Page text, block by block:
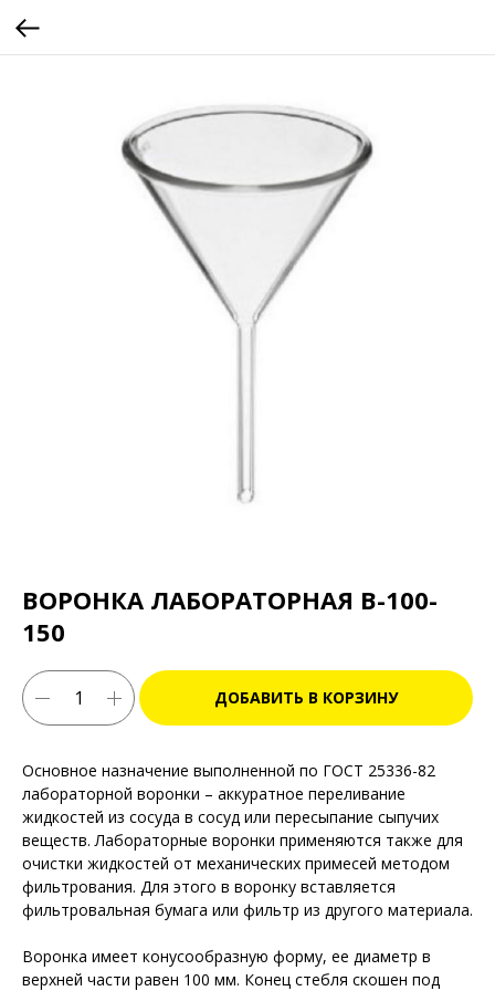
ВОРОНКА ЛАБОРАТОРНАЯ В-100-
150
ДОБАВИТЬ В КОРЗИНУ
Основное назначение выполненной по ГОСТ 25336-82
лабораторной воронки – аккуратное переливание
жидкостей из сосуда в сосуд или пересыпание сыпучих
веществ. Лабораторные воронки применяются также для
очистки жидкостей от механических примесей методом
фильтрования. Для этого в воронку вставляется
фильтровальная бумага или фильтр из другого материала.
Воронка имеет конусообразную форму, ее диаметр в
верхней части равен 100 мм. Конец стебля скошен под